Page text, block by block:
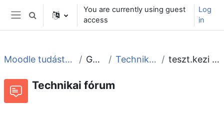
Skip to main content
Side panel
Toggle search input
You are currently using guest
access
Log
in
Moodle tudástár és fórum General Technikai fórum teszt.kezi pontozas
Technikai fórum